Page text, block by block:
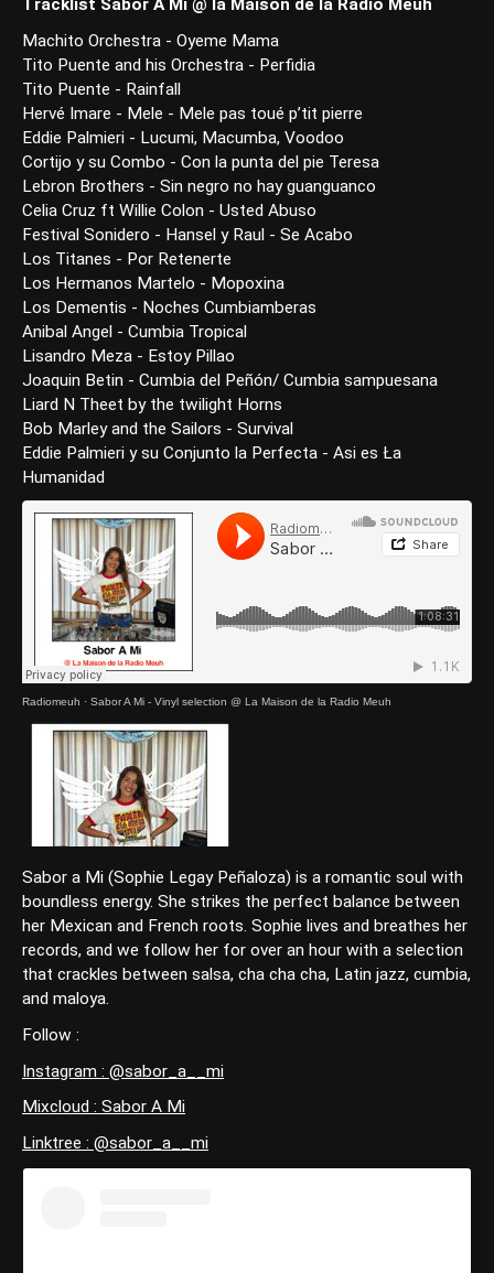
Tracklist Sabor A Mi @ la Maison de la Radio Meuh
Machito Orchestra - Oyeme Mama
Tito Puente and his Orchestra - Perfidia
Tito Puente - Rainfall
Hervé Imare - Mele - Mele pas toué p’tit pierre
Eddie Palmieri - Lucumi, Macumba, Voodoo
Cortijo y su Combo - Con la punta del pie Teresa
Lebron Brothers - Sin negro no hay guanguanco
Celia Cruz ft Willie Colon - Usted Abuso
Festival Sonidero - Hansel y Raul - Se Acabo
Los Titanes - Por Retenerte
Los Hermanos Martelo - Mopoxina
Los Dementis - Noches Cumbiamberas
Anibal Angel - Cumbia Tropical
Lisandro Meza - Estoy Pillao
Joaquin Betin - Cumbia del Peñón/ Cumbia sampuesana
Liard N Theet by the twilight Horns
Bob Marley and the Sailors - Survival
Eddie Palmieri y su Conjunto la Perfecta - Asi es Ła
Humanidad
Radiomeuh · Sabor A Mi - Vinyl selection @ La Maison de la Radio Meuh
Sabor a Mi (Sophie Legay Peñaloza) is a romantic soul with
boundless energy. She strikes the perfect balance between
her Mexican and French roots. Sophie lives and breathes her
records, and we follow her for over an hour with a selection
that crackles between salsa, cha cha cha, Latin jazz, cumbia,
and maloya.
Follow :
Instagram : @sabor_a__mi
Mixcloud : Sabor A Mi
Linktree : @sabor_a__mi